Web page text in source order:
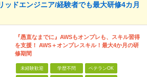
ッドエンジニア/経験者でも最大研修4カ月
『愚直なまでに』AWSもオンプレも、スキル習得
を支援！ AWS＋オンプレスキル！最大4か月の研
修期間
未経験歓迎 学歴不問 ベテランOK